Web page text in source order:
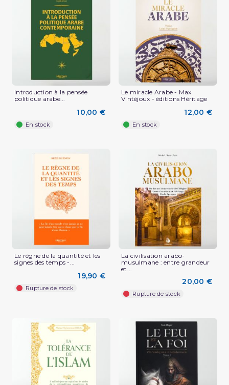
Introduction à la pensée
politique arabe...
10,00 €
En stock
Le miracle Arabe - Max
Vintéjoux - éditions Héritage
12,00 €
En stock
Le règne de la quantité et les
signes des temps -...
19,90 €
Rupture de stock
La civilisation arabo-
musulmane : entre grandeur
et...
20,00 €
Rupture de stock